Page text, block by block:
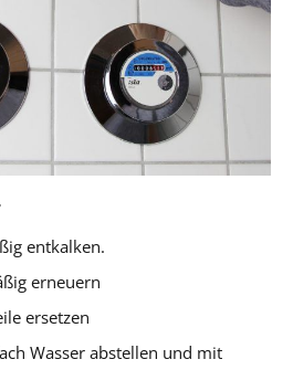
entkalken.
erneuern
ersetzen
Wasser abstellen und mit